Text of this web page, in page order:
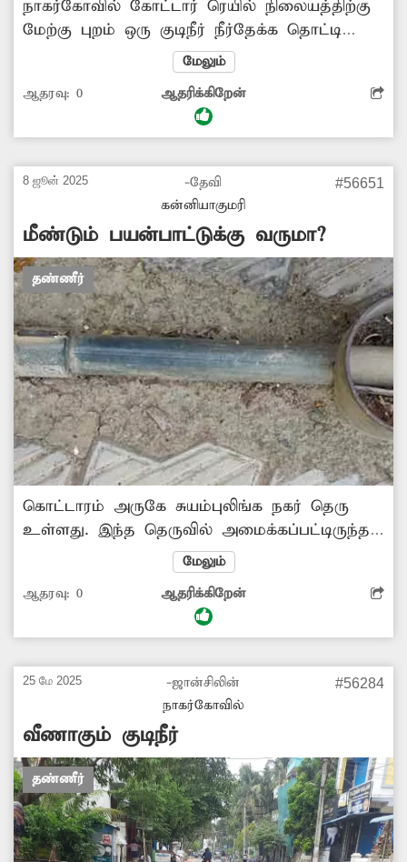
நாகர்கோவில் கோட்டார் ரெயில் நிலையத்திற்கு
மேற்கு புறம் ஒரு குடிநீர் நீர்தேக்க தொட்டி
அமைந்துள்ளது. இந்த தொட்டியில் இருந்து
குடிநீர் வெளியேறி அருகில் உள்ள கழிவுநீர்
ஓடையில் கலக்கிறது. எனவே, சம்பந்தப்பட்ட
அதிகாரிகள் நடவடிக்கை எடுத்து வீணாக
எடுக்க வேண்டும். -சூர்யா, புதூர்.
மேலும்
ஆதரவு: 0 ஆதரிக்கிறேன்
8 ஜூன் 2025
-தேவி
கன்னியாகுமரி
#56651
மீண்டும் பயன்பாட்டுக்கு வருமா?
தண்ணீர்
கொட்டாரம் அருகே சுயம்புலிங்க நகர் தெரு
உள்ளது. இந்த தெருவில் அமைக்கப்பட்டிருந்த
குடிநீர் குழாய் மூலம் அப்பகுதி மக்கள்
பயன்பெற்று வந்தனர். இந்த தெருவில் சாலை
அமைக்கும் பணியின் போது குடிநீர் குழாயுடன்
சேர்த்து மூடி விட்டனர். இதனால் அப்பகுதி
எனவே, பொதுமக்கள் நலன்கருதி மூடப்பட்டுள்ள
குழாயை சீரமைத்து மக்கள் பயன்பாட்டுக்கு
கொண்டுவர அதிகாரிகள் நடவடிக்கை எடுக்க
வேண்டும்.
மேலும்
ஆதரவு: 0 ஆதரிக்கிறேன்
25 மே 2025
-ஜான்சிலின்
நாகர்கோவில்
#56284
வீணாகும் குடிநீர்
தண்ணீர்